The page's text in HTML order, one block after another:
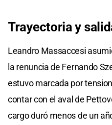
Trayectoria y
Leandro Massaccesi
la renuncia de Fernando
estuvo marcada por
contar con el aval de
cargo duró menos de un